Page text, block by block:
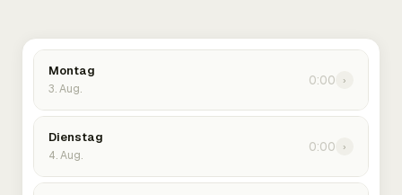
Montag
3. Aug.
0:00 ›
Dienstag
4. Aug.
0:00 ›